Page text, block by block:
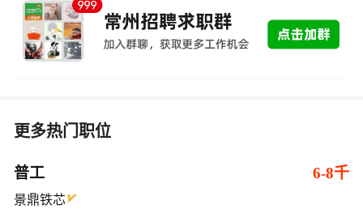
更多热门职位
普工 6-8千
景鼎铁芯